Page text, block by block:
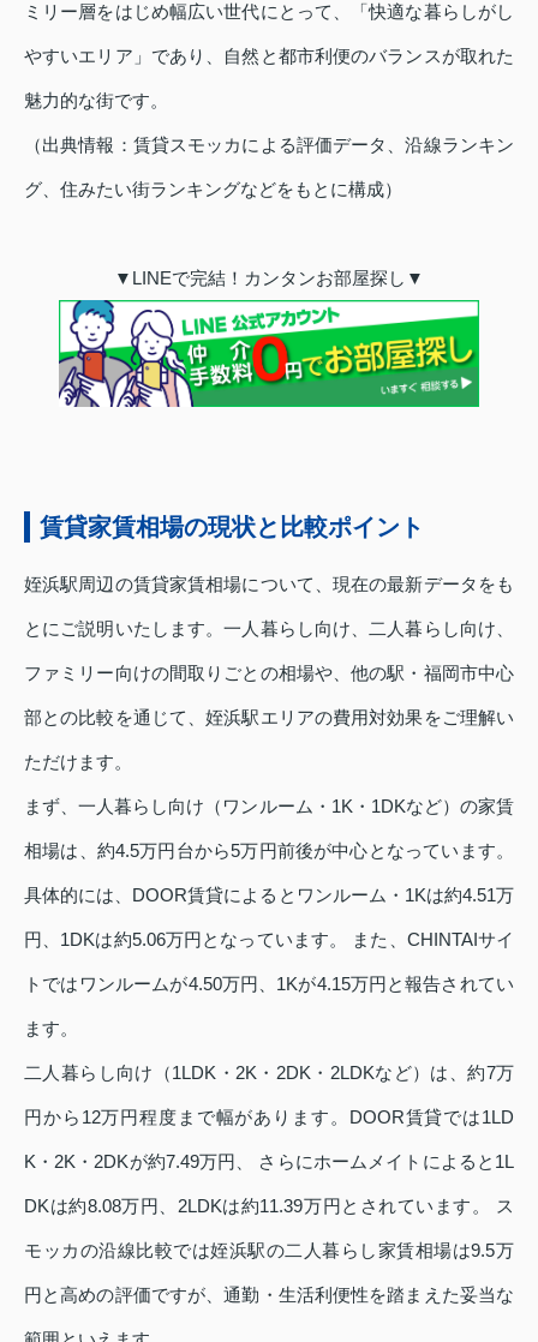
ミリー層をはじめ幅広い世代にとって、「快適な暮らしがし
やすいエリア」であり、自然と都市利便のバランスが取れた
魅力的な街です。
（出典情報：賃貸スモッカによる評価データ、沿線ランキン
グ、住みたい街ランキングなどをもとに構成）
▼LINEで完結！カンタンお部屋探し▼
賃貸家賃相場の現状と比較ポイント
姪浜駅周辺の賃貸家賃相場について、現在の最新データをも
とにご説明いたします。一人暮らし向け、二人暮らし向け、
ファミリー向けの間取りごとの相場や、他の駅・福岡市中心
部との比較を通じて、姪浜駅エリアの費用対効果をご理解い
ただけます。
まず、一人暮らし向け（ワンルーム・1K・1DKなど）の家賃
相場は、約4.5万円台から5万円前後が中心となっています。
具体的には、DOOR賃貸によるとワンルーム・1Kは約4.51万
円、1DKは約5.06万円となっています。 また、CHINTAIサイ
トではワンルームが4.50万円、1Kが4.15万円と報告されてい
ます。
二人暮らし向け（1LDK・2K・2DK・2LDKなど）は、約7万
円から12万円程度まで幅があります。DOOR賃貸では1LD
K・2K・2DKが約7.49万円、 さらにホームメイトによると1L
DKは約8.08万円、2LDKは約11.39万円とされています。 ス
モッカの沿線比較では姪浜駅の二人暮らし家賃相場は9.5万
円と高めの評価ですが、通勤・生活利便性を踏まえた妥当な